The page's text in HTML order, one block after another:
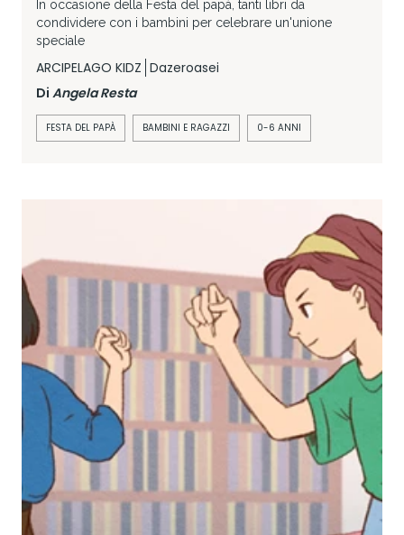
In occasione della Festa del papà, tanti libri da
condividere con i bambini per celebrare un'unione
speciale
ARCIPELAGO KIDZ Dazeroasei
Di Angela Resta
FESTA DEL PAPÀ BAMBINI E RAGAZZI 0-6 ANNI